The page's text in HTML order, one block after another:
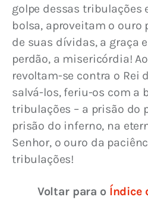
golpe dessas tribulações
bolsa, aproveitam o ouro
de suas dívidas, a graça
perdão, a misericórdia!
revoltam-se contra o Rei
salvá-los, feriu-os com a
tribulações – a prisão do
prisão do inferno, na
Senhor, o ouro da
tribulações!
Voltar para o Índice